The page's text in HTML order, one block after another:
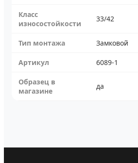
Класс
износостойкости
33/42
Тип монтажа Замковой
Артикул 6089-1
Образец в
магазине
да